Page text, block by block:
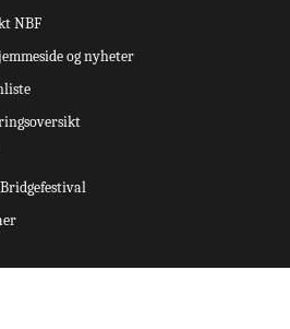
NBF
og nyheter